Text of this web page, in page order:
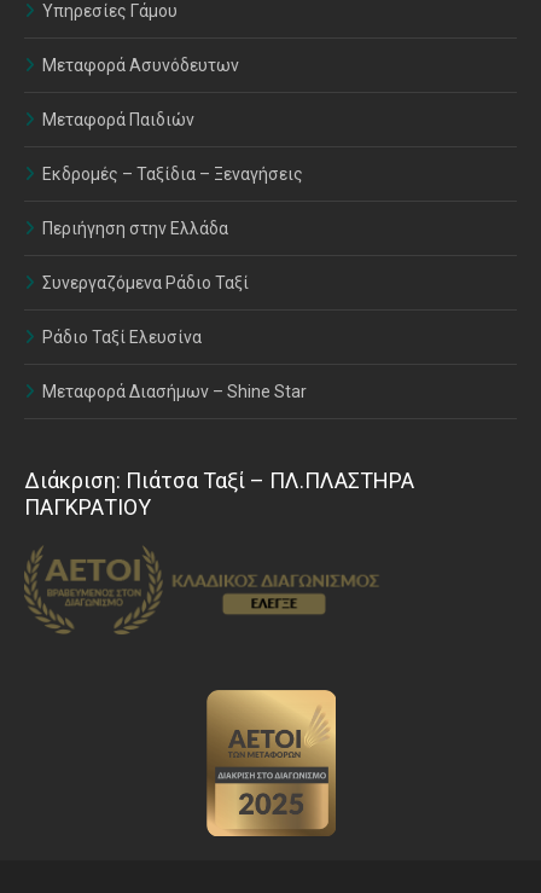
Υπηρεσίες Γάμου
Μεταφορά Ασυνόδευτων
Μεταφορά Παιδιών
Εκδρομές – Ταξίδια – Ξεναγήσεις
Περιήγηση στην Ελλάδα
Συνεργαζόμενα Ράδιο Ταξί
Ράδιο Ταξί Ελευσίνα
Μεταφορά Διασήμων – Shine Star
Διάκριση: Πιάτσα Ταξί – ΠΛ.ΠΛΑΣΤΗΡΑ
ΠΑΓΚΡΑΤΙΟΥ